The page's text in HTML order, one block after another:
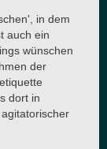
in dem
auch ein
wünschen
der
dort in